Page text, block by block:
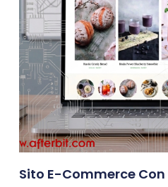
Sito E-Commerce